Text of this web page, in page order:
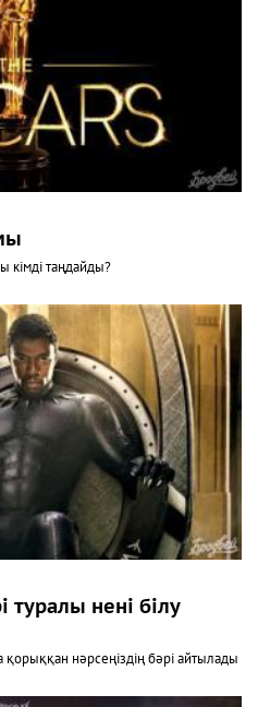
кімді таңдайды?
туралы нені білу
қорыққан нәрсеңіздің бәрі айтылады